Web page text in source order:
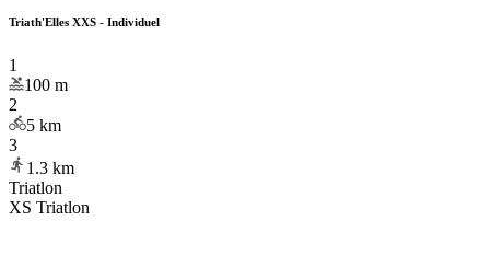
Triath'Elles XXS - Individuel
1
100 m
2
5 km
3
1.3 km
Triatlon
XS Triatlon